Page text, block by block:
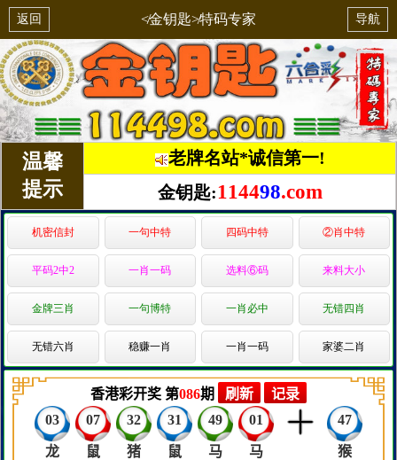
返回 ≮金钥匙≯特码专家 导航
温馨
提示
老牌名站*诚信第一!
金钥匙:114498.com
机密信封 一句中特 四码中特 ②肖中特
平码2中2 一肖一码 选料⑥码 来料大小
金牌三肖 一句博特 一肖必中 无错四肖
无错六肖 稳赚一肖 一肖一码 家婆二肖